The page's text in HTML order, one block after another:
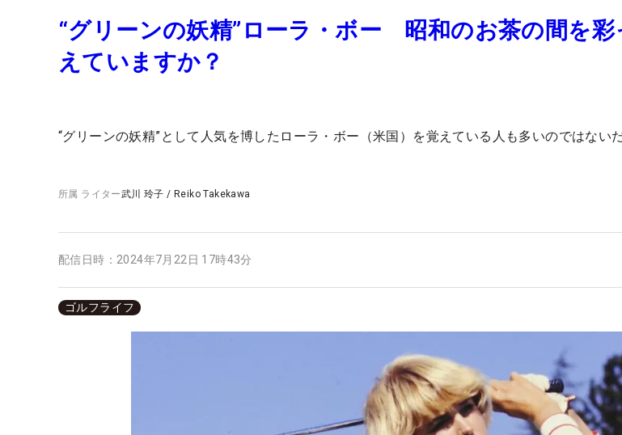
“グリーンの妖精”ローラ・ボー 昭和のお茶の間を彩
えていますか？
“グリーンの妖精”として人気を博したローラ・ボー（米国）を覚えている人も多いのではない
所属 ライター武川 玲子 /Reiko Takekawa
配信日時： 2024年7月22日 17時43分
ゴルフライフ